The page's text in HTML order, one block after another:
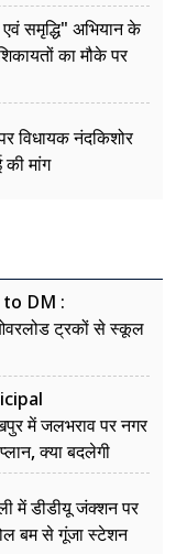
समृद्धि" अभियान के
का मौके पर
विधायक नंदकिशोर
की मांग
DM :
ट्रकों से स्कूल
में जलभराव पर नगर
क्या बदलेगी
में डीडीयू जंक्शन पर
बम से गूंजा स्टेशन